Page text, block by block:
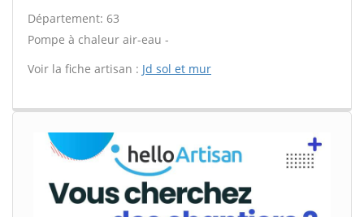
Département: 63
Pompe à chaleur air-eau -
Voir la fiche artisan : Jd sol et mur